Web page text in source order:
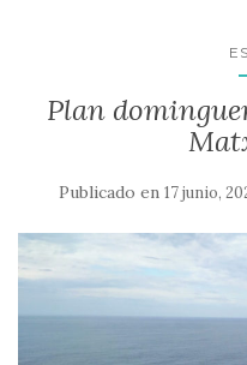
Plan
Publicado en 17 junio,